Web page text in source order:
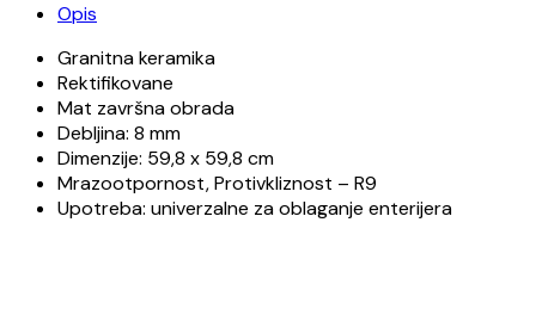
grey
59.8x59.8
količina
Opis
Granitna keramika
Rektifikovane
Mat završna obrada
Debljina: 8 mm
Dimenzije: 59,8 x 59,8 cm
Mrazootpornost, Protivkliznost – R9
Upotreba: univerzalne za oblaganje enterijera